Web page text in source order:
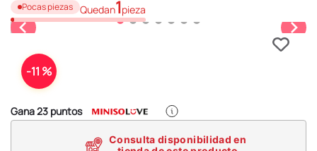
Pocas piezas Quedan1pieza
-11 %
Gana23 puntos
Consulta disponibilidad en
5.
blind box
7.
llaveros
bts
9.
chiikawas